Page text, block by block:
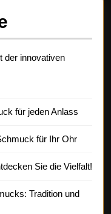
der innovativen
für jeden Anlass
für Ihr Ohr
Sie die Vielfalt!
Tradition und